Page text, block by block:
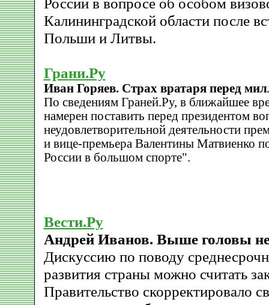
Калининградской области после
Польши и Литвы.
Грани.Ру
Иван Горяев. Страх вратаря перед
По сведениям Граней.Ру, в ближайшее
намерен поставить перед президентом
неудовлетворительной деятельности
и вице-премьера Валентины Матвиенко
России в большом спорте".
Вести.Ру
Андрей Иванов. Выше головы
Дискуссию по поводу
развития страны можно считать
Правительство скорректировало